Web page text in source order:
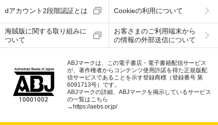
dアカウント2段階認証とは Cookieの利用について
海賊版に関する取り組みに
ついて
お客さまのご利用端末から
の情報の外部送信について
ABJマークは、この電子書店・電子書籍配信サービス
が、著作権者からコンテンツ使用許諾を得た正規版配
信サービスであることを示す登録商標（登録番号 第
6091713号）です。
ABJマークの詳細、ABJマークを掲示しているサービス
の一覧はこちら
→https://aebs.or.jp/